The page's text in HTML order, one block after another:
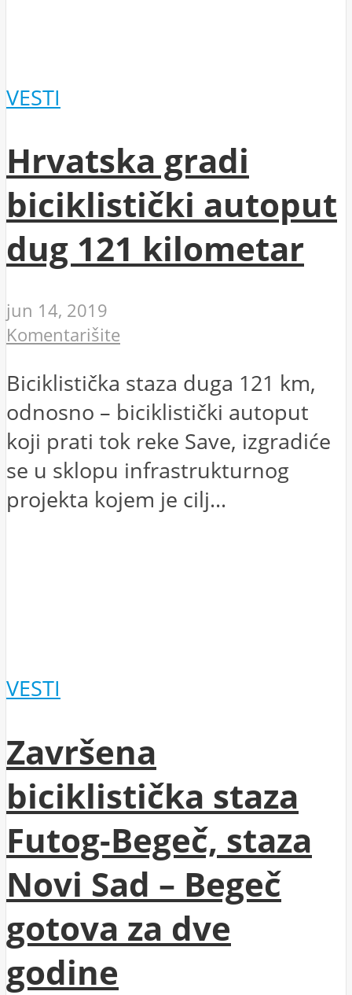
VESTI
Hrvatska gradi
biciklistički autoput
dug 121 kilometar
jun 14, 2019
Komentarišite
Biciklistička staza duga 121 km,
odnosno – biciklistički autoput
koji prati tok reke Save, izgradiće
se u sklopu infrastrukturnog
projekta kojem je cilj...
VESTI
Završena
biciklistička staza
Futog-Begeč, staza
Novi Sad – Begeč
gotova za dve
godine